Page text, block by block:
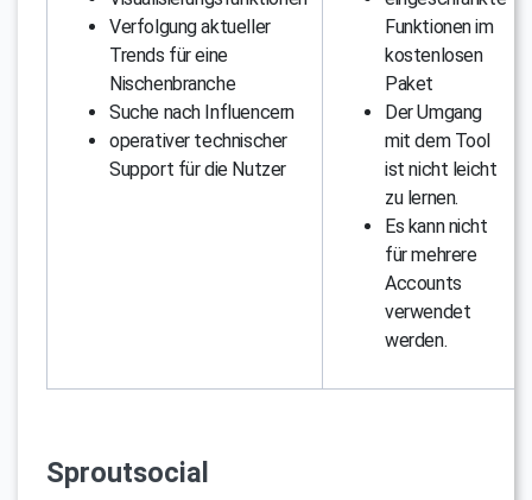
Verfolgung aktueller
Trends für eine
Nischenbranche
Suche nach Influencern
operativer technischer
Support für die Nutzer
Funktionen im
kostenlosen
Paket
Der Umgang
mit dem Tool
ist nicht leicht
zu lernen.
Es kann nicht
für mehrere
Accounts
verwendet
werden.
Sproutsocial